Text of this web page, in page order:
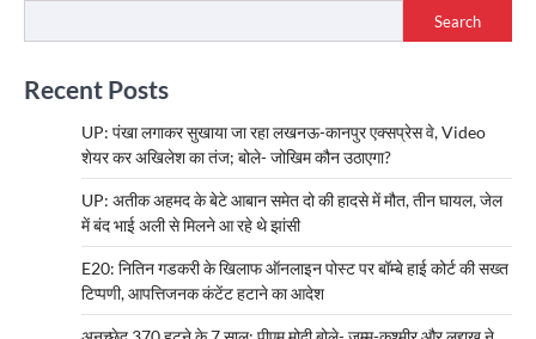
Search
Recent Posts
UP: पंखा लगाकर सुखाया जा रहा लखनऊ-कानपुर एक्सप्रेस वे, Video
शेयर कर अखिलेश का तंज; बोले- जोखिम कौन उठाएगा?
UP: अतीक अहमद के बेटे आबान समेत दो की हादसे में मौत, तीन घायल, जेल
में बंद भाई अली से मिलने आ रहे थे झांसी
E20: नितिन गडकरी के खिलाफ ऑनलाइन पोस्ट पर बॉम्बे हाई कोर्ट की सख्त
टिप्पणी, आपत्तिजनक कंटेंट हटाने का आदेश